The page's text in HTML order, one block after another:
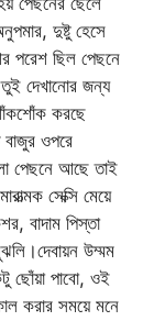
দুষ্টু হেসে
পরেশ ছিল পেছনে
দেখানোর জন্য
করছে
বাজুর ওপরে
পেছনে আছে তাই
সেক্সি মেয়ে
বাদাম পিস্তা
উম্মম
ছোঁয়া পাবো, ওই
করার সময়ে মনে